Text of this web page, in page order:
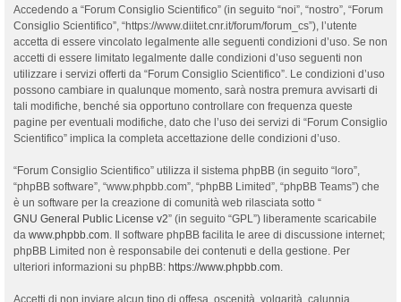
Accedendo a “Forum Consiglio Scientifico” (in seguito “noi”, “nostro”, “Forum
Consiglio Scientifico”, “https://www.diitet.cnr.it/forum/forum_cs”), l’utente
accetta di essere vincolato legalmente alle seguenti condizioni d’uso. Se non
accetti di essere limitato legalmente dalle condizioni d’uso seguenti non
utilizzare i servizi offerti da “Forum Consiglio Scientifico”. Le condizioni d’uso
possono cambiare in qualunque momento, sarà nostra premura avvisarti di
tali modifiche, benché sia opportuno controllare con frequenza queste
pagine per eventuali modifiche, dato che l’uso dei servizi di “Forum Consiglio
Scientifico” implica la completa accettazione delle condizioni d’uso.
“Forum Consiglio Scientifico” utilizza il sistema phpBB (in seguito “loro”,
“phpBB software”, “www.phpbb.com”, “phpBB Limited”, “phpBB Teams”) che
è un software per la creazione di comunità web rilasciata sotto “
GNU General Public License v2” (in seguito “GPL”) liberamente scaricabile
da www.phpbb.com. Il software phpBB facilita le aree di discussione internet;
phpBB Limited non è responsabile dei contenuti e della gestione. Per
ulteriori informazioni su phpBB: https://www.phpbb.com.
Accetti di non inviare alcun tipo di offesa, oscenità, volgarità, calunnia,